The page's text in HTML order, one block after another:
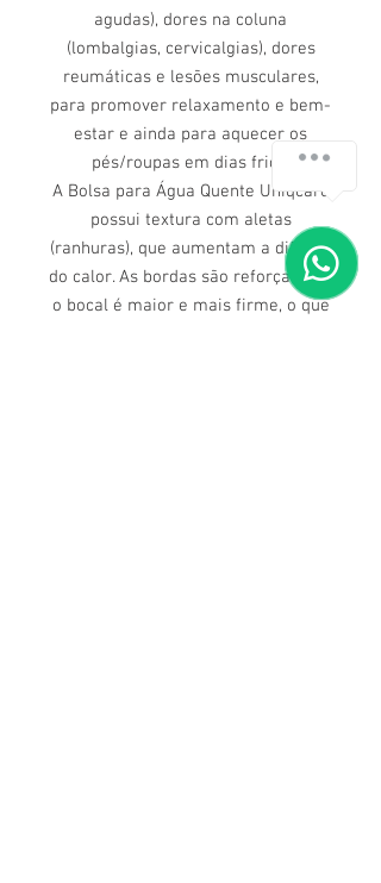
agudas), dores na coluna
(lombalgias, cervicalgias), dores
reumáticas e lesões musculares,
para promover relaxamento e bem-
estar e ainda para aquecer os
pés/roupas em dias frios.
A Bolsa para Água Quente Uniqcare
possui textura com aletas
(ranhuras), que aumentam a difusão
do calor. As bordas são reforçadas e
o bocal é maior e mais firme, o que